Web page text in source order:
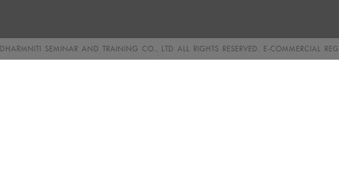
DHARMNITI SEMINAR AND TRAINING CO., LTD ALL RIGHTS RESERVED. E-COMMERCIAL